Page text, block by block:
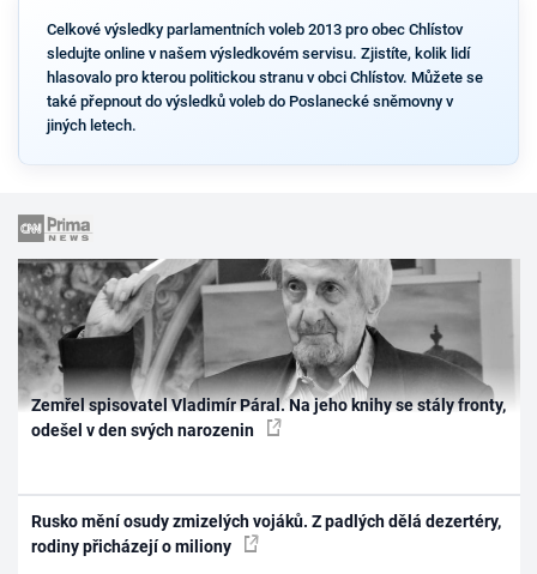
Celkové výsledky parlamentních voleb 2013 pro obec Chlístov
sledujte online v našem výsledkovém servisu. Zjistíte, kolik lidí
hlasovalo pro kterou politickou stranu v obci Chlístov. Můžete se
také přepnout do výsledků voleb do Poslanecké sněmovny v
jiných letech.
Zemřel spisovatel Vladimír Páral. Na jeho knihy se stály fronty,
odešel v den svých narozenin
Rusko mění osudy zmizelých vojáků. Z padlých dělá dezertéry,
rodiny přicházejí o miliony